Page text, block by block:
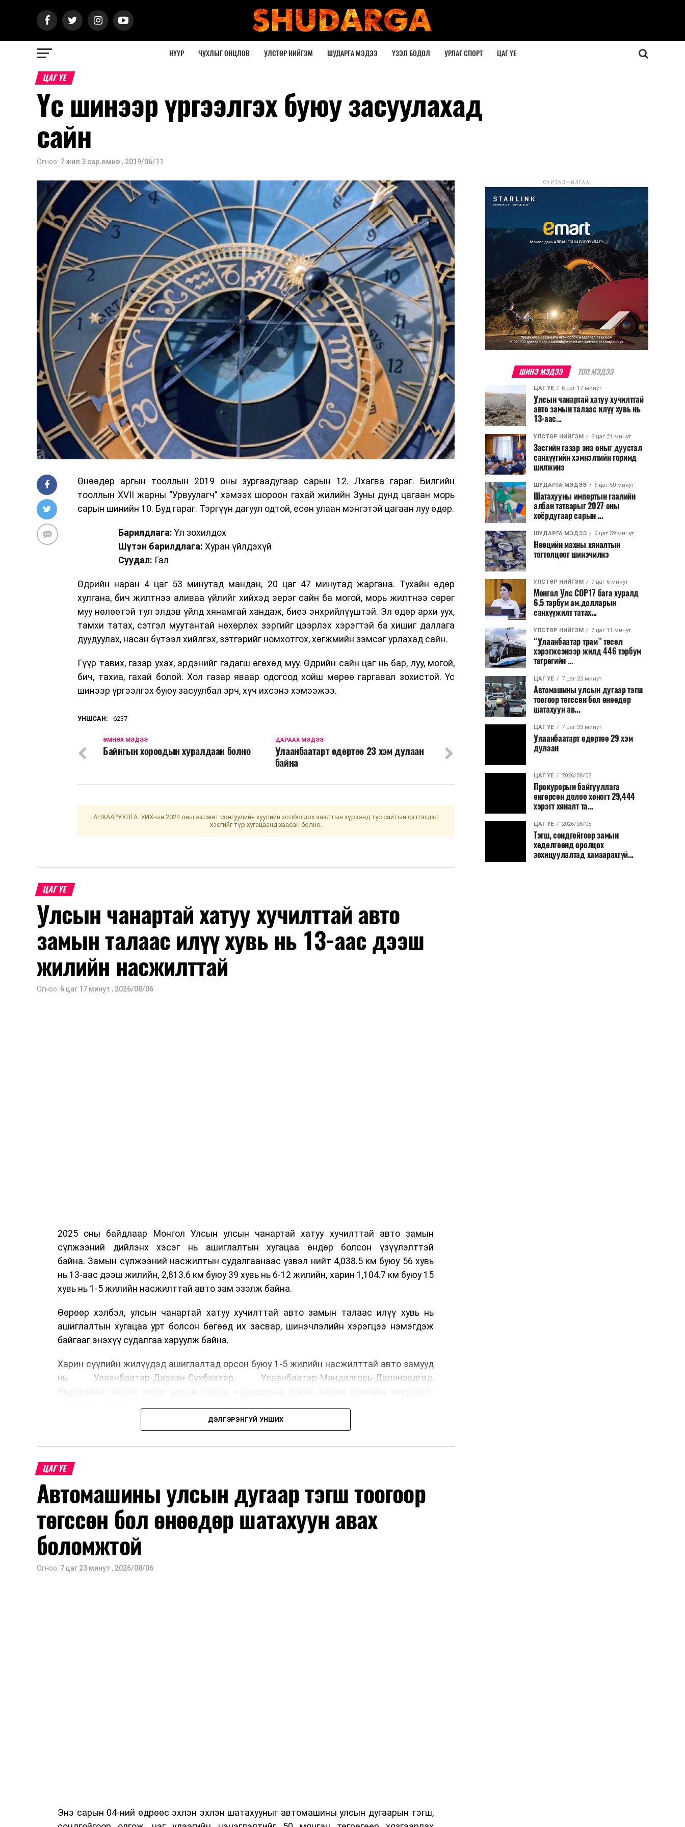
НҮҮР ЧУХЛЫГ ОНЦЛОВ УЛСТӨР НИЙГЭМ ШУДАРГА МЭДЭЭ ҮЗЭЛ БОДОЛ УРЛАГ СПОРТ ЦАГ ҮЕ
ЦАГ ҮЕ
Үс шинээр үргээлгэх буюу засуулахад
сайн
Огноо: 7 жил 3 сар.өмнө , 2019/06/11
Өнөөдөр аргын тооллын 2019 оны зургаадугаар сарын 12. Лхагва гараг. Билгийн
тооллын XVII жарны “Урвуулагч” хэмээх шороон гахай жилийн Зуны дунд цагаан морь
сарын шинийн 10. Буд гараг. Тэргүүн дагуул одтой, есөн улаан мэнгэтэй цагаан луу өдөр.
Барилдлага: Үл зохилдох
Шүтэн барилдлага: Хуран үйлдэхүй
Суудал: Гал
Өдрийн наран 4 цаг 53 минутад мандан, 20 цаг 47 минутад жаргана. Тухайн өдөр
хулгана, бич жилтнээ аливаа үйлийг хийхэд эерэг сайн ба могой, морь жилтнээ сөрөг
муу нөлөөтэй тул элдэв үйлд хянамгай хандаж, биеэ энхрийлүүштэй. Эл өдөр архи уух,
тамхи татах, сэтгэл муутантай нөхөрлөх зэргийг цээрлэх хэрэгтэй ба хишиг даллага
дуудуулах, насан бүтээл хийлгэх, зэтгэрийг номхотгох, хөгжмийн зэмсэг урлахад сайн.
Гүүр тавих, газар ухах, эрдэнийг гадагш өгөхөд муу. Өдрийн сайн цаг нь бар, луу, могой,
бич, тахиа, гахай болой. Хол газар яваар одогсод хойш мөрөө гаргавал зохистой. Үс
шинээр үргээлгэх буюу засуулбал эрч, хүч ихсэнэ хэмээжээ.
УНШСАН: 6237
ДАРААХ МЭДЭЭ
Улаанбаатарт өдөртөө 23 хэм дулаан
байна
ӨМНӨХ МЭДЭЭ
Байнгын хороодын хуралдаан болно
АНХААРУУЛГА: УИХ-ын 2024 оны ээлжит сонгуулийн хуулийн холбогдох заалтын хүрээнд тус сайтын сэтгэгдэл
хэсгийг түр хугацаанд хаасан болно.
ЦАГ ҮЕ
Улсын чанартай хатуу хучилттай авто
замын талаас илүү хувь нь 13-аас дээш
жилийн насжилттай
Огноо: 6 цаг 17 минут , 2026/08/06
2025 оны байдлаар Монгол Улсын улсын чанартай хатуу хучилттай авто замын
сүлжээний дийлэнх хэсэг нь ашиглалтын хугацаа өндөр болсон үзүүлэлттэй
байна. Замын сүлжээний насжилтын судалгаанаас үзвэл нийт 4,038.5 км буюу 56 хувь
нь 13-аас дээш жилийн, 2,813.6 км буюу 39 хувь нь 6-12 жилийн, харин 1,104.7 км буюу 15
хувь нь 1-5 жилийн насжилттай авто зам эзэлж байна.
Өөрөөр хэлбэл, улсын чанартай хатуу хучилттай авто замын талаас илүү хувь нь
ашиглалтын хугацаа урт болсон бөгөөд их засвар, шинэчлэлийн хэрэгцээ нэмэгдэж
байгааг энэхүү судалгаа харуулж байна.
Харин сүүлийн жилүүдэд ашиглалтад орсон буюу 1-5 жилийн насжилттай авто замууд
нь Улаанбаатар-Дархан-Сүхбаатар, Улаанбаатар-Мандалговь-Даланзадгад,
Авто замын насжилтыг тогтмол үнэлж, их засвар, ээлжит засвар арчлалтын ажлыг
төлөвлөхөд чухал ач холбогдолтойг албаныхан хэлж байна
ДЭЛГЭРЭНГҮЙ УНШИХ
ЦАГ ҮЕ
Автомашины улсын дугаар тэгш тоогоор
төгссөн бол өнөөдөр шатахуун авах
боломжтой
Огноо: 7 цаг 23 минут , 2026/08/06
Энэ сарын 04-ний өдрөөс эхлэн эхлэн шатахууныг автомашины улсын дугаарын тэгш,
СУРТАЛЧИЛГАА
ШИНЭ МЭДЭЭ ТОП МЭДЭЭ
ЦАГ ҮЕ 6 цаг 17 минут
Улсын чанартай хатуу хучилттай
авто замын талаас илүү хувь нь
13-аас...
УЛСТӨР НИЙГЭМ 6 цаг 21 минут
Засгийн газар энэ оныг дуустал
санхүүгийн хэмнэлтийн горимд
шилжинэ
ШУДАРГА МЭДЭЭ 6 цаг 50 минут
Шатахууны импортын гаалийн
албан татварыг 2027 оны
хоёрдугаар сарын ...
ШУДАРГА МЭДЭЭ 6 цаг 59 минут
Нөөцийн махны хяналтын
тогтолцоог шинэчилнэ
УЛСТӨР НИЙГЭМ 7 цаг 6 минут
Монгол Улс COP17 бага хуралд
6.5 тэрбум ам.долларын
санхүүжилт татах...
УЛСТӨР НИЙГЭМ 7 цаг 11 минут
“Улаанбаатар трам” төсөл
хэрэгжсэнээр жилд 446 тэрбум
төгрөгийн ...
ЦАГ ҮЕ 7 цаг 23 минут
Автомашины улсын дугаар тэгш
тоогоор төгссөн бол өнөөдөр
шатахуун ав...
ЦАГ ҮЕ 7 цаг 33 минут
Улаанбаатарт өдөртөө 29 хэм
дулаан
ЦАГ ҮЕ 2026/08/05
Прокурорын байгууллага
өнгөрсөн долоо хоногт 29,444
хэрэгт хяналт та...
ЦАГ ҮЕ 2026/08/05
Тэгш, сондгойгоор замын
хөдөлгөөнд оролцох
зохицуулалтад хамаарахгүй...